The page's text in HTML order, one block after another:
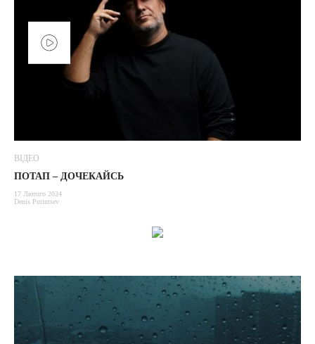
ВІДЕО
ПОТАП – ДОЧЕКАЙСЬ
17 Лютого 2024
Denis Putintsev